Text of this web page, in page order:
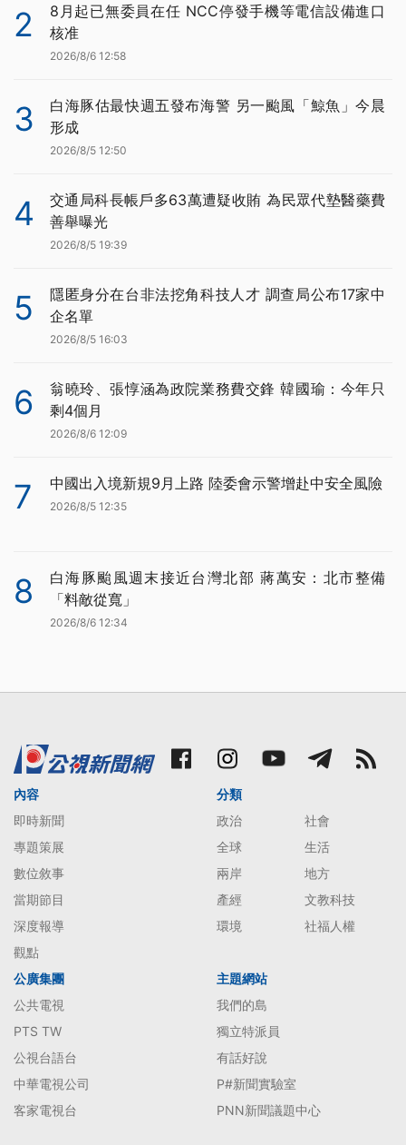
2
8月起已無委員在任 NCC停發手機等電信設備進口
核准
2026/8/6 12:58
3
白海豚估最快週五發布海警 另一颱風「鯨魚」今晨
形成
2026/8/5 12:50
4
交通局科長帳戶多63萬遭疑收賄 為民眾代墊醫藥費
善舉曝光
2026/8/5 19:39
5
隱匿身分在台非法挖角科技人才 調查局公布17家中
企名單
2026/8/5 16:03
6
翁曉玲、張惇涵為政院業務費交鋒 韓國瑜：今年只
剩4個月
2026/8/6 12:09
7 中國出入境新規9月上路 陸委會示警增赴中安全風險
2026/8/5 12:35
8
白海豚颱風週末接近台灣北部 蔣萬安：北市整備
「料敵從寬」
2026/8/6 12:34
內容
即時新聞
專題策展
數位敘事
當期節目
深度報導
觀點
分類
政治
社會
全球
生活
兩岸
地方
產經
文教科技
環境
社福人權
公廣集團
公共電視
PTS TW
公視台語台
中華電視公司
客家電視台
主題網站
我們的島
獨立特派員
有話好說
P#新聞實驗室
PNN新聞議題中心